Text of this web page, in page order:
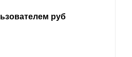
руб